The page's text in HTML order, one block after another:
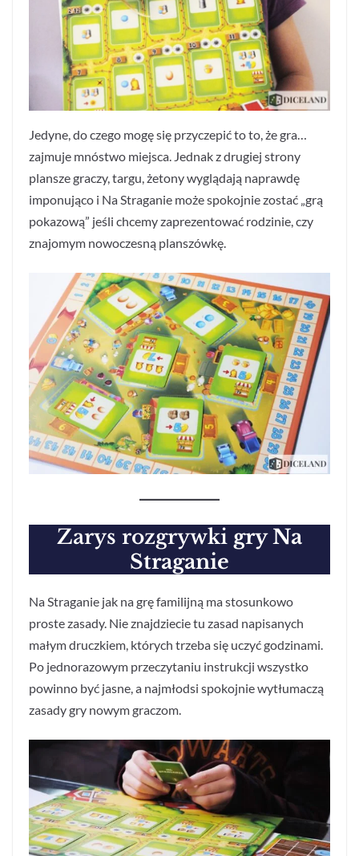
Jedyne, do czego mogę się przyczepić to to, że gra…
zajmuje mnóstwo miejsca. Jednak z drugiej strony
plansze graczy, targu, żetony wyglądają naprawdę
imponująco i Na Straganie może spokojnie zostać „grą
pokazową” jeśli chcemy zaprezentować rodzinie, czy
znajomym nowoczesną planszówkę.
Zarys rozgrywki gry Na
Straganie
Na Straganie jak na grę familijną ma stosunkowo
proste zasady. Nie znajdziecie tu zasad napisanych
małym druczkiem, których trzeba się uczyć godzinami.
Po jednorazowym przeczytaniu instrukcji wszystko
powinno być jasne, a najmłodsi spokojnie wytłumaczą
zasady gry nowym graczom.